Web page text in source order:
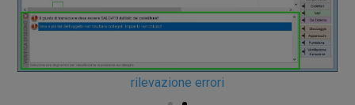
rilevazione errori